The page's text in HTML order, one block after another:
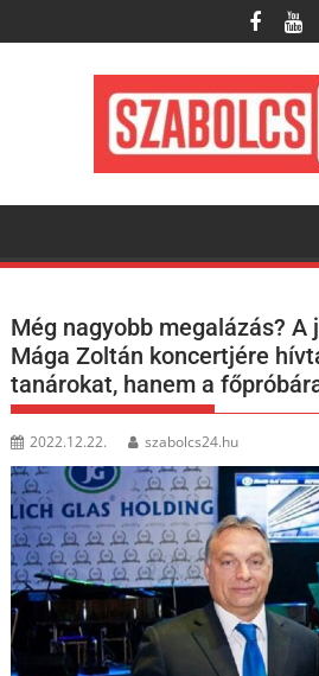
to
Még nagyobb megalázás?
Mága Zoltán koncertjére
tanárokat, hanem a
2022.12.22. szabolcs24.hu